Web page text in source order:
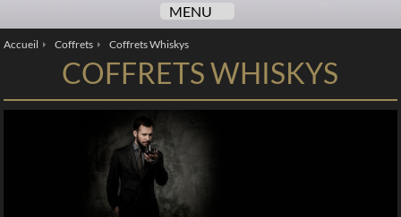
MENU
Accueil Coffrets Coffrets Whiskys
COFFRETS WHISKYS